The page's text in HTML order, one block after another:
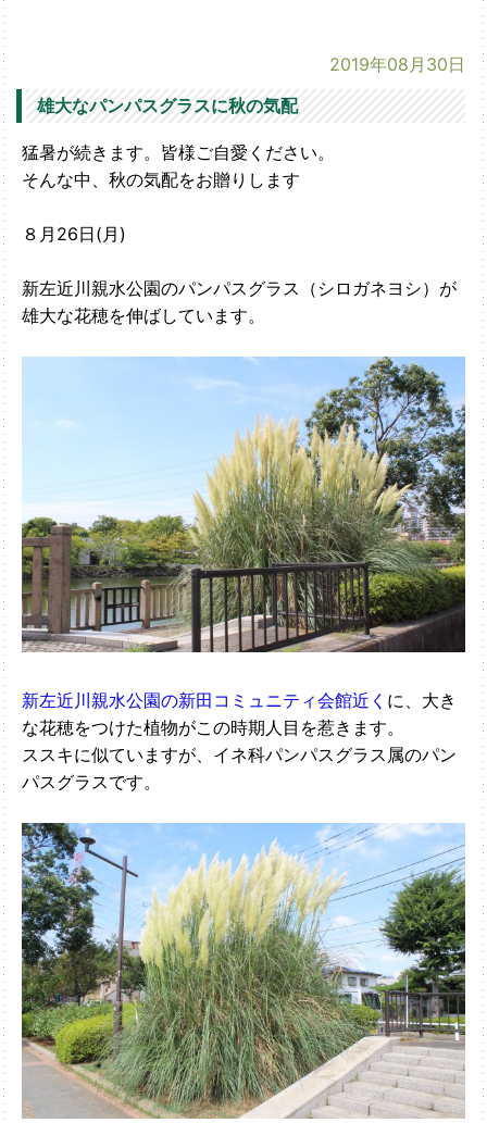
2019年08月30日
雄大なパンパスグラスに秋の気配
猛暑が続きます。皆様ご自愛ください。
そんな中、秋の気配をお贈りします
８月26日(月)
新左近川親水公園のパンパスグラス（シロガネヨシ）が
雄大な花穂を伸ばしています。
新左近川親水公園の新田コミュニティ会館近く に、大き
な花穂をつけた植物がこの時期人目を惹きます。
ススキに似ていますが、イネ科パンパスグラス属のパン
パスグラスです。